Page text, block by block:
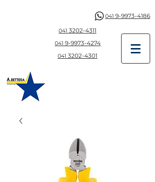
041 9-9973-4186
041 3202-4311
041 9-9973-4274
041 3202-4301